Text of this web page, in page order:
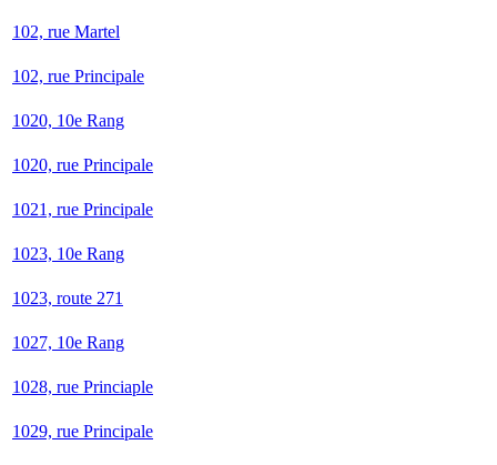
102, rue Martel
102, rue Principale
1020, 10e Rang
1020, rue Principale
1021, rue Principale
1023, 10e Rang
1023, route 271
1027, 10e Rang
1028, rue Princiaple
1029, rue Principale